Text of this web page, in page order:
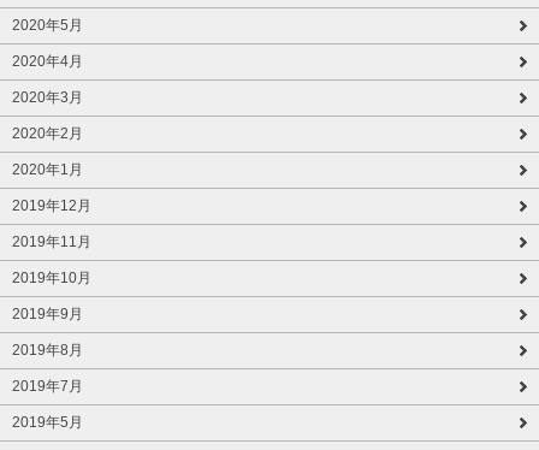
2020年5月
2020年4月
2020年3月
2020年2月
2020年1月
2019年12月
2019年11月
2019年10月
2019年9月
2019年8月
2019年7月
2019年5月